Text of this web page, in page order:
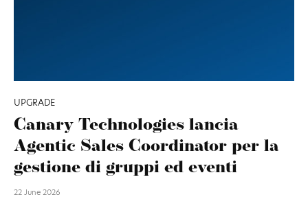
UPGRADE
Canary Technologies lancia
Agentic Sales Coordinator per la
gestione di gruppi ed eventi
22 June 2026